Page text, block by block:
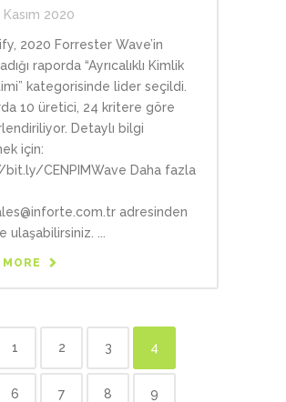
Kasım 2020
2020 Forrester Wave’in
raporda “Ayrıcalıklı Kimlik
kategorisinde lider seçildi.
10 üretici, 24 kritere göre
Detaylı bilgi
için:
CENPIMWave Daha fazla
adresinden
ulaşabilirsiniz. ...
MORE
1 2 3 4
6 7 8 9